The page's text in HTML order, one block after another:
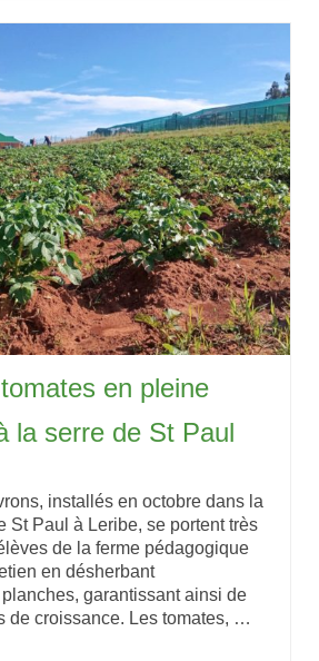
en pleine
la serre de St Paul
installés en octobre dans la
St Paul à Leribe, se portent très
de la ferme pédagogique
en désherbant
garantissant ainsi de
de croissance. Les tomates, …